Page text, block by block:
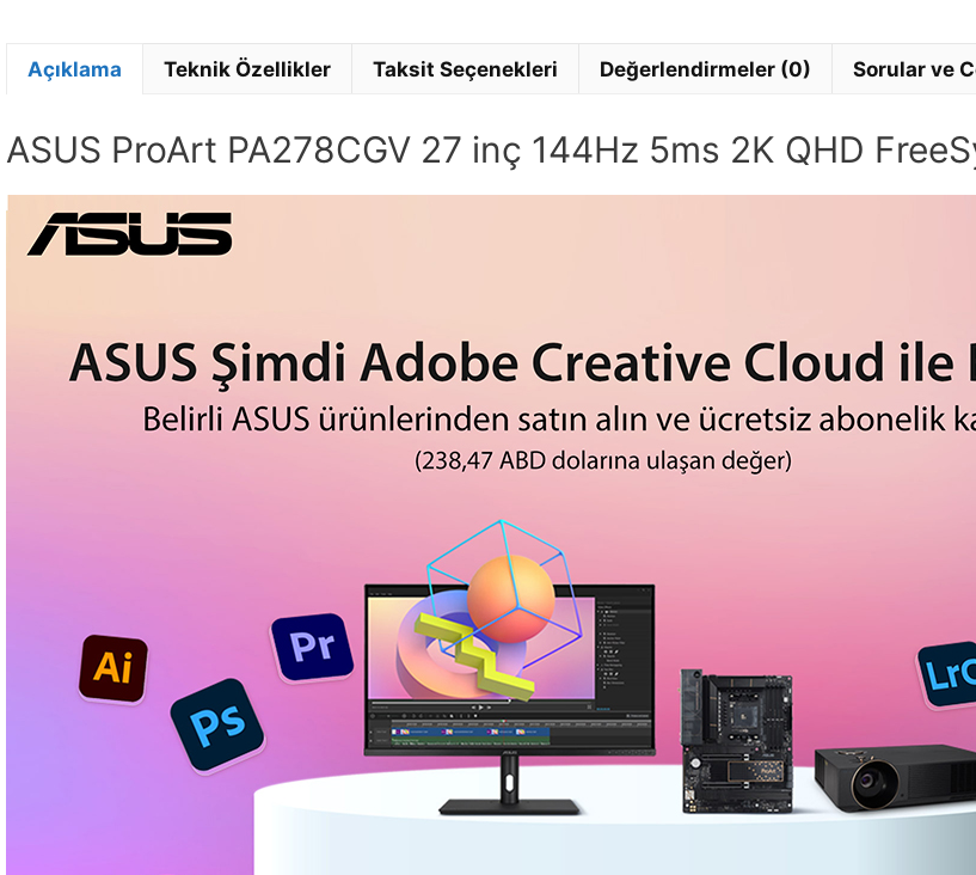
Açıklama Teknik Özellikler Taksit Seçenekleri Değerlendirmeler (0) Sorular ve
ASUS ProArt PA278CGV 27 inç 144Hz 5ms 2K QHD